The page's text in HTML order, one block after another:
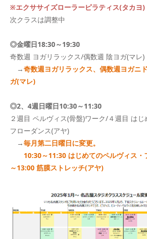
※エクササイズローラーピラティス(タカ
次クラスは調整中
◎金曜日18:30～19:30
奇数週 ヨガリラックス/偶数週 陰ヨガ(マレ)
→奇数週ヨガリラックス、偶数週ヨガニ
ガ(マレ)
◎2、4週日曜日10:30～11:30
２週目 ペルヴィス(骨盤)ワーク/４週目 はじ
フローダンス(アヤ)
→毎月第二日曜日に変更。
10:30～11:30 はじめてのペルヴィス・
～13:00 筋膜ストレッチ(アヤ)